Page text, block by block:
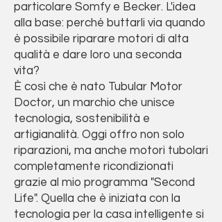
particolare Somfy e Becker. L'idea
alla base: perché buttarli via quando
è possibile riparare motori di alta
qualità e dare loro una seconda
vita?
È così che è nato Tubular Motor
Doctor, un marchio che unisce
tecnologia, sostenibilità e
artigianalità. Oggi offro non solo
riparazioni, ma anche motori tubolari
completamente ricondizionati
grazie al mio programma "Second
Life". Quella che è iniziata con la
tecnologia per la casa intelligente si